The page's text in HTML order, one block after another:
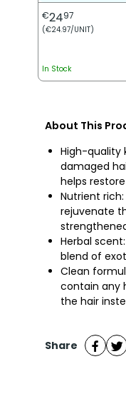
€2497
(€24.97/UNIT)
In Stock
About This
High-quality
damaged
helps
Nutrient
rejuvenate
Herbal
blend of
Clean
contain any
the hair
Share